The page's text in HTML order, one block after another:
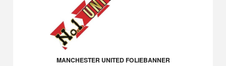
MANCHESTER UNITED FOLIEBANNER